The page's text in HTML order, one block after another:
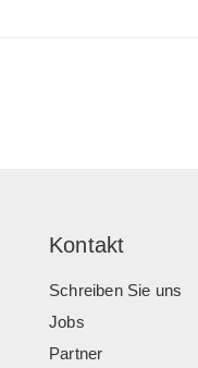
Kontakt
Schreiben Sie uns
Jobs
Partner